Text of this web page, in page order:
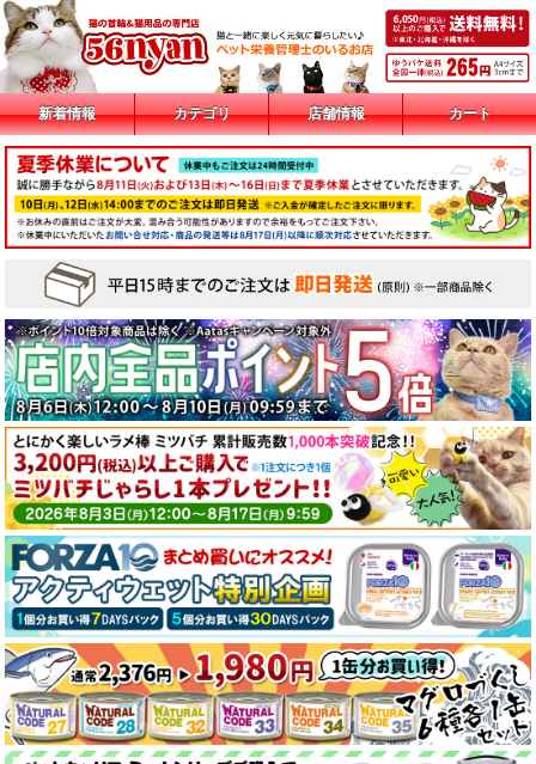
新着情報 カテゴリ 店舗情報 カート